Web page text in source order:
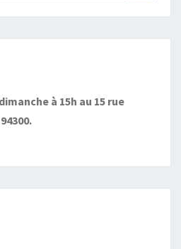
à 15h au 15 rue